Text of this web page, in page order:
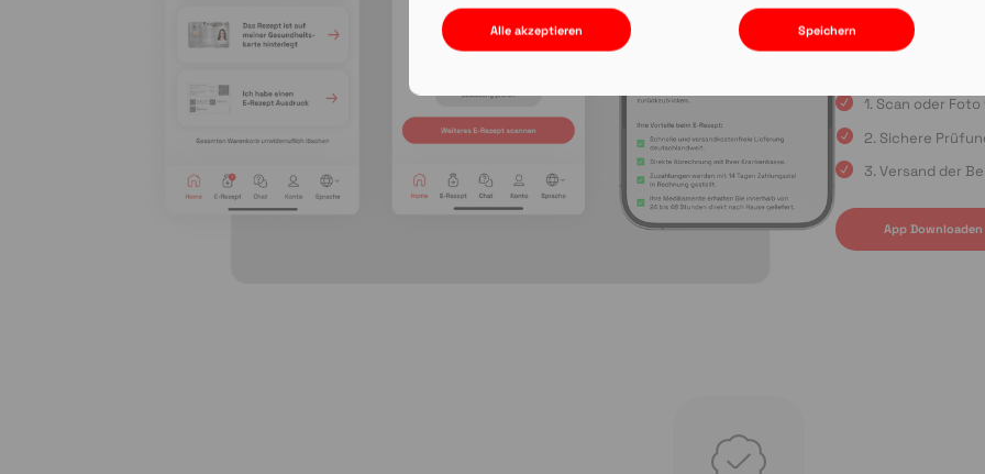
Apple App Store
uns auf Ihre
1. Scan oder
2. Sichere
3. Versand der
App Downloaden
Alle akzeptieren Speichern